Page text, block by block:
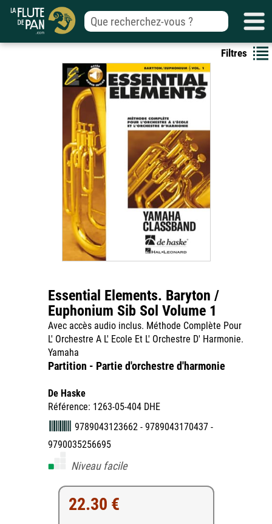
Filtres
Essential Elements. Baryton /
Euphonium Sib Sol Volume 1
Avec accès audio inclus. Méthode Complète Pour
L' Orchestre A L' Ecole Et L' Orchestre D' Harmonie.
Yamaha
Partition - Partie d'orchestre d'harmonie
De Haske
Référence: 1263-05-404 DHE
9789043123662 - 9789043170437 -
9790035256695
Niveau facile
22.30 €